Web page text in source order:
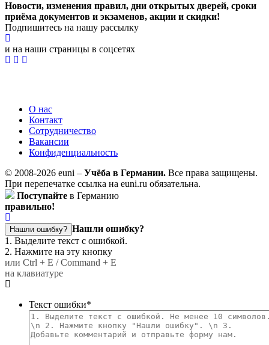
Новости, изменения правил, дни открытых дверей, сроки
приёма документов и экзаменов, акции и скидки!
Подпишитесь на нашу рассылку
и на наши страницы в соцсетях
О нас
Контакт
Сотрудничество
Вакансии
Конфиденциальность
© 2008-2026 euni – Учёба в Германии. Все права защищены.
При перепечатке ссылка на euni.ru обязательна.
Поступайте в Германию
правильно!
Нашли ошибку? Нашли ошибку?
1. Выделите текст с ошибкой.
2. Нажмите на эту кнопку
или Ctrl + E / Command + E
на клавиатуре
Текст ошибки*